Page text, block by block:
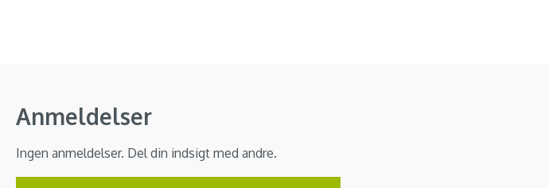
Anmeldelser
Ingen anmeldelser. Del din indsigt med andre.